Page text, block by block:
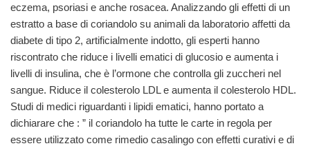
eczema, psoriasi e anche rosacea. Analizzando gli effetti di un
estratto a base di coriandolo su animali da laboratorio affetti da
diabete di tipo 2, artificialmente indotto, gli esperti hanno
riscontrato che riduce i livelli ematici di glucosio e aumenta i
livelli di insulina, che è l’ormone che controlla gli zuccheri nel
sangue. Riduce il colesterolo LDL e aumenta il colesterolo HDL.
Studi di medici riguardanti i lipidi ematici, hanno portato a
dichiarare che : ” il coriandolo ha tutte le carte in regola per
essere utilizzato come rimedio casalingo con effetti curativi e di